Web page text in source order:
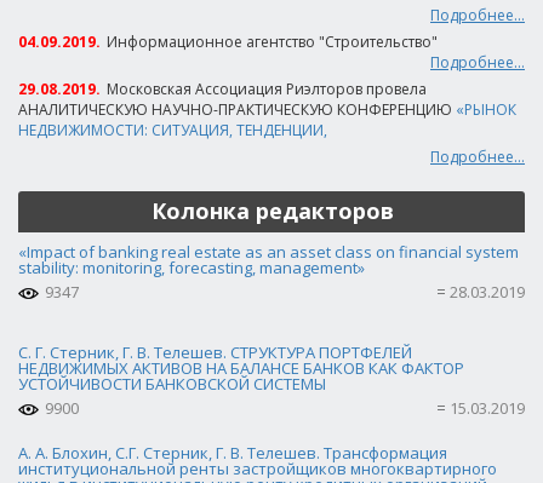
Подробнее...
04.09.2019. Информационное агентство "Строительство"
Подробнее...
29.08.2019. Московская Ассоциация Риэлторов провела
АНАЛИТИЧЕСКУЮ НАУЧНО-ПРАКТИЧЕСКУЮ КОНФЕРЕНЦИЮ «РЫНОК
НЕДВИЖИМОСТИ: СИТУАЦИЯ, ТЕНДЕНЦИИ,
Подробнее...
Колонка редакторов
«Impact of banking real estate as an asset class on financial system
stability: monitoring, forecasting, management»
9347
28.03.2019
С. Г. Стерник, Г. В. Телешев. СТРУКТУРА ПОРТФЕЛЕЙ
НЕДВИЖИМЫХ АКТИВОВ НА БАЛАНСЕ БАНКОВ КАК ФАКТОР
УСТОЙЧИВОСТИ БАНКОВСКОЙ СИСТЕМЫ
9900
15.03.2019
А. А. Блохин, С.Г. Стерник, Г. В. Телешев. Трансформация
институциональной ренты застройщиков многоквартирного